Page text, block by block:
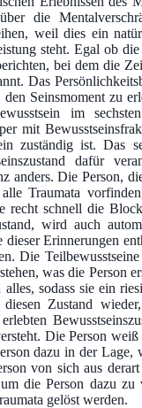
die
weil dies ein
steht. Egal ob
bei dem die
Das
Seinsmoment zu
im
mit
zuständig ist. Das
dafür
anders. Die Person,
Traumata
recht schnell die
wird auch
Erinnerungen
Die
was die Person
sodass sie ein
Zustand
Die Person
dazu in der
von sich aus
die Person dazu
gelöst werden.